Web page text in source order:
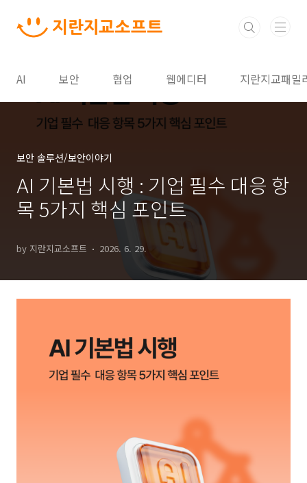
AI 보안 협업 웹에디터 지란지교패밀
보안 솔루션/보안이야기
AI 기본법 시행 : 기업 필수 대응 항
목 5가지 핵심 포인트
by 지란지교소프트 2026. 6. 29.